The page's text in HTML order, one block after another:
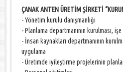
ÇANAK ANTEN ÜRETİM ŞİRKETİ
- Yönetim kurulu danışmanlığı
- Planlama departmanının kurulması,
- İnsan kaynakları departmanının
uygulama
- Üretimde iyileştirme projelerinin